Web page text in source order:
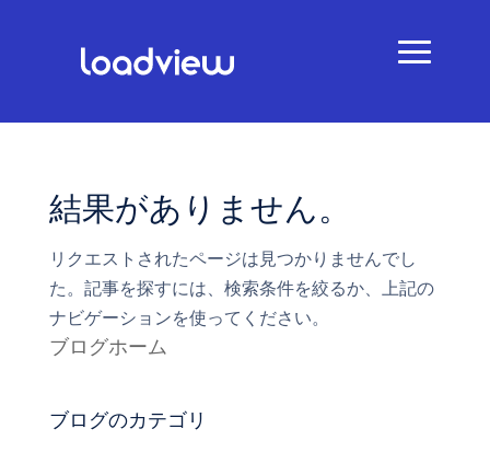
結果がありません。
リクエストされたページは見つかりませんでし
た。記事を探すには、検索条件を絞るか、上記の
ナビゲーションを使ってください。
ブログホーム
ブログのカテゴリ